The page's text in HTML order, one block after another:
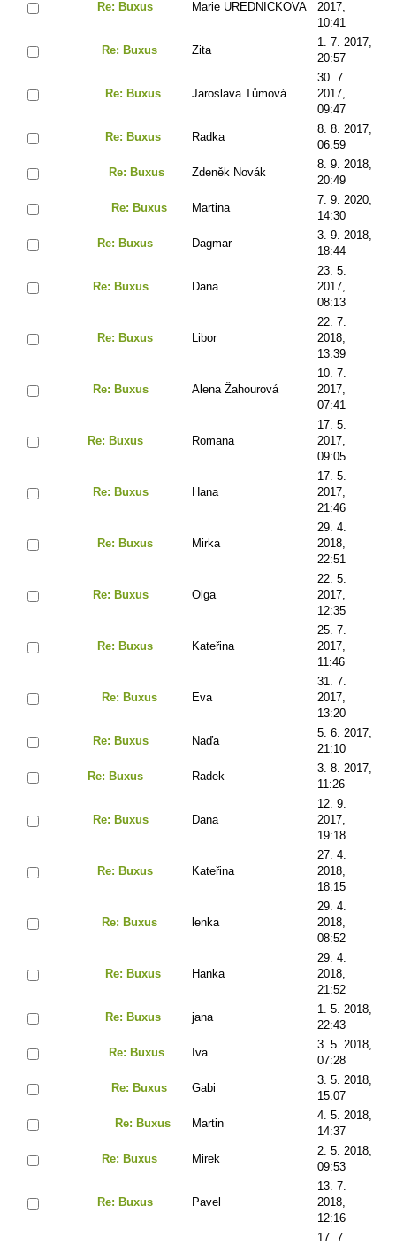
Re: Buxus Marie UREDNICKOVA
2017,
10:41
Re: Buxus Zita
1. 7. 2017,
20:57
Re: Buxus Jaroslava Tůmová
30. 7.
2017,
09:47
Re: Buxus Radka
8. 8. 2017,
06:59
Re: Buxus Zdeněk Novák
8. 9. 2018,
20:49
Re: Buxus Martina
7. 9. 2020,
14:30
Re: Buxus Dagmar
3. 9. 2018,
18:44
Re: Buxus Dana
23. 5.
2017,
08:13
Re: Buxus Libor
22. 7.
2018,
13:39
Re: Buxus Alena Žahourová
10. 7.
2017,
07:41
Re: Buxus Romana
17. 5.
2017,
09:05
Re: Buxus Hana
17. 5.
2017,
21:46
Re: Buxus Mirka
29. 4.
2018,
22:51
Re: Buxus Olga
22. 5.
2017,
12:35
Re: Buxus Kateřina
25. 7.
2017,
11:46
Re: Buxus Eva
31. 7.
2017,
13:20
Re: Buxus Naďa
5. 6. 2017,
21:10
Re: Buxus Radek
3. 8. 2017,
11:26
Re: Buxus Dana
12. 9.
2017,
19:18
Re: Buxus Kateřina
27. 4.
2018,
18:15
Re: Buxus lenka
29. 4.
2018,
08:52
Re: Buxus Hanka
29. 4.
2018,
21:52
Re: Buxus jana
1. 5. 2018,
22:43
Re: Buxus Iva
3. 5. 2018,
07:28
Re: Buxus Gabi
3. 5. 2018,
15:07
Re: Buxus Martin
4. 5. 2018,
14:37
Re: Buxus Mirek
2. 5. 2018,
09:53
Re: Buxus Pavel
13. 7.
2018,
12:16
17. 7.